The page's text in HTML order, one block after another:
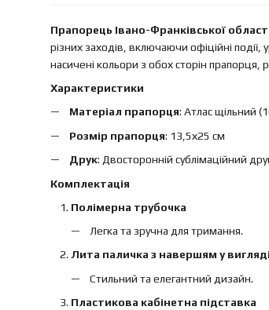
Прапорець Івано-Франківської
різних заходів, включаючи офіційні події,
насичені кольори з обох сторін
Характеристики
Матеріал прапорця: Атлас щільний
Розмір прапорця: 13,5х25 см
Друк: Двосторонній сублімаційний
Комплектація
Полімерна трубочка
Легка та зручна для тримання.
Лита паличка з навершям у
Стильний та елегантний дизайн.
Пластикова кабінетна підставка